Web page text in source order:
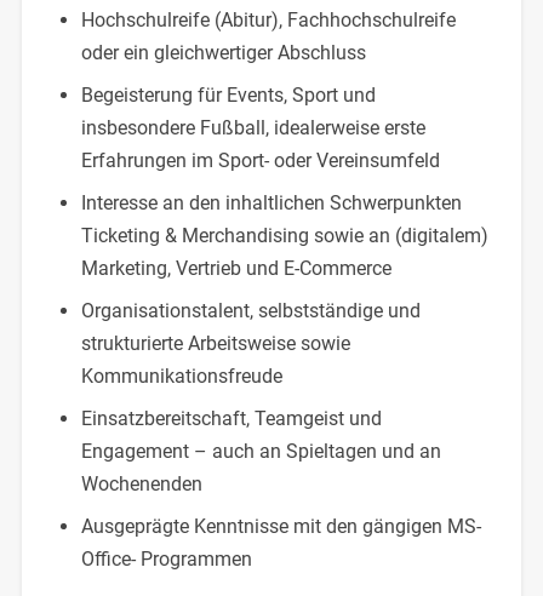
Hochschulreife (Abitur), Fachhochschulreife
oder ein gleichwertiger Abschluss
Begeisterung für Events, Sport und
insbesondere Fußball, idealerweise erste
Erfahrungen im Sport- oder Vereinsumfeld
Interesse an den inhaltlichen Schwerpunkten
Ticketing & Merchandising sowie an (digitalem)
Marketing, Vertrieb und E-Commerce
Organisationstalent, selbstständige und
strukturierte Arbeitsweise sowie
Kommunikationsfreude
Einsatzbereitschaft, Teamgeist und
Engagement – auch an Spieltagen und an
Wochenenden
Ausgeprägte Kenntnisse mit den gängigen MS-
Office- Programmen